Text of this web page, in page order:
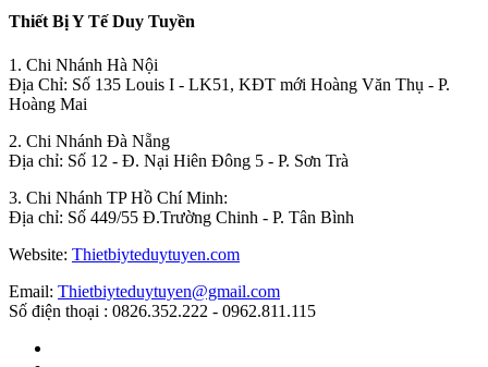
Thiết Bị Y Tế Duy Tuyền
1. Chi Nhánh Hà Nội
Địa Chỉ: Số 135 Louis I - LK51, KĐT mới Hoàng Văn Thụ - P.
Hoàng Mai
2. Chi Nhánh Đà Nẵng
Địa chỉ: Số 12 - Đ. Nại Hiên Đông 5 - P. Sơn Trà
3. Chi Nhánh TP Hồ Chí Minh:
Địa chỉ: Số 449/55 Đ.Trường Chinh - P. Tân Bình
Website: Thietbiyteduytuyen.com
Email: Thietbiyteduytuyen@gmail.com
Số điện thoại : 0826.352.222 - 0962.811.115